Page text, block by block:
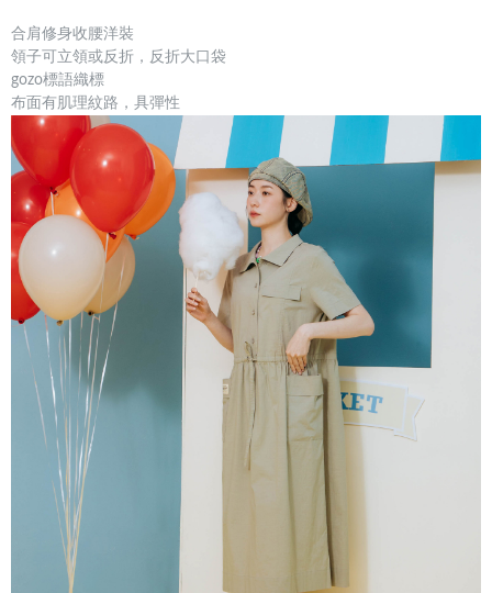
合肩修身收腰洋裝
領子可立領或反折，反折大口袋
gozo標語織標
布面有肌理紋路，具彈性